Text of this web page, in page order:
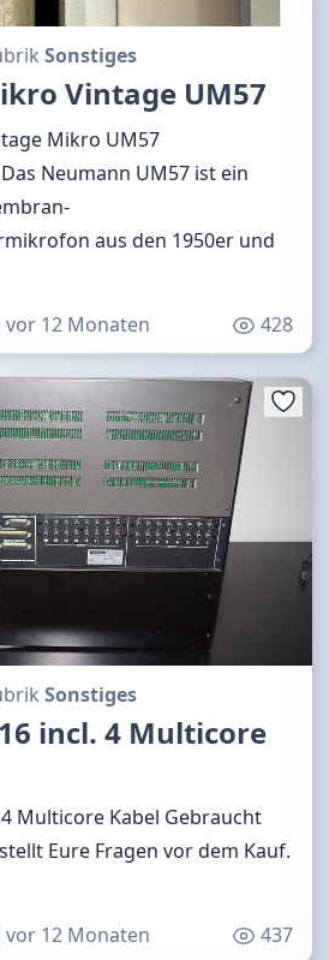
Sonstiges
Vintage UM57
Mikro UM57
Das Neumann UM57 ist ein
aus den 1950er und
vor 12 Monaten 428
Sonstiges
incl. 4 Multicore
4 Multicore Kabel Gebraucht
Eure Fragen vor dem Kauf.
vor 12 Monaten 437